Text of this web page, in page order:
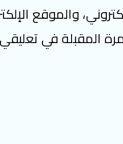
والموقع
المقبلة في